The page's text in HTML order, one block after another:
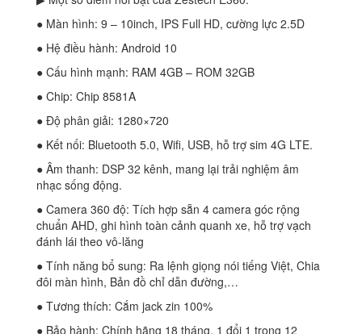
● Màn hình: 9 – 10inch, IPS Full HD, cường lực 2.5D
● Hệ điều hành: Android 10
● Cấu hình mạnh: RAM 4GB – ROM 32GB
● Chip: Chip 8581A
● Độ phân giải: 1280×720
● Kết nối: Bluetooth 5.0, Wifi, USB, hỗ trợ sim 4G LTE.
● Âm thanh: DSP 32 kênh, mang lại trải nghiệm âm
nhạc sống động.
● Camera 360 độ: Tích hợp sẵn 4 camera góc rộng
chuẩn AHD, ghi hình toàn cảnh quanh xe, hỗ trợ vạch
đánh lái theo vô-lăng
● Tính năng bổ sung: Ra lệnh giọng nói tiếng Việt, Chia
đôi màn hình, Bản đồ chỉ dẫn đường,…
● Tương thích: Cắm jack zin 100%
● Bảo hành: Chính hãng 18 tháng, 1 đổi 1 trong 12